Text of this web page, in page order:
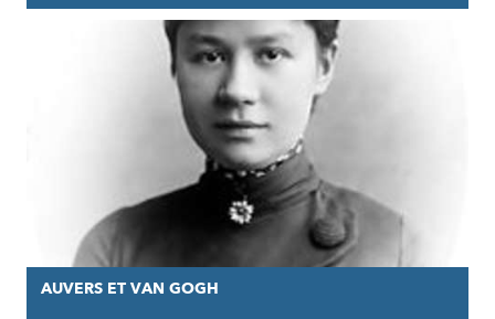
AUVERS ET VAN GOGH